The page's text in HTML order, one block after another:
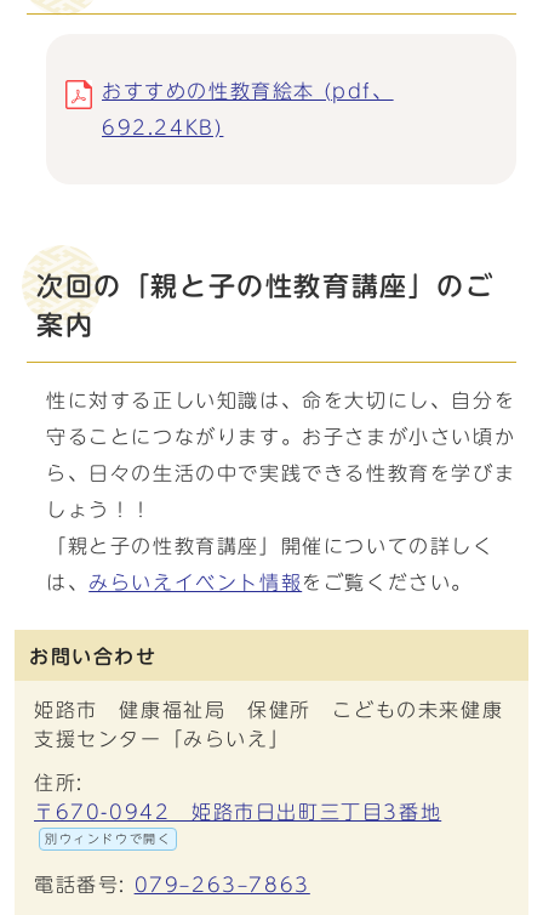
おすすめの性教育絵本 (pdf、
692.24KB)
次回の「親と子の性教育講座」のご
案内
性に対する正しい知識は、命を大切にし、自分を
守ることにつながります。お子さまが小さい頃か
ら、日々の生活の中で実践できる性教育を学びま
しょう！！
「親と子の性教育講座」開催についての詳しく
は、 みらいえイベント情報 をご覧ください。
お問い合わせ
姫路市 健康福祉局 保健所 こどもの未来健康
支援センター「みらいえ」
住所:
〒670-0942 姫路市日出町三丁目3番地
別ウィンドウで開く
電話番号: 079‒263‒7863